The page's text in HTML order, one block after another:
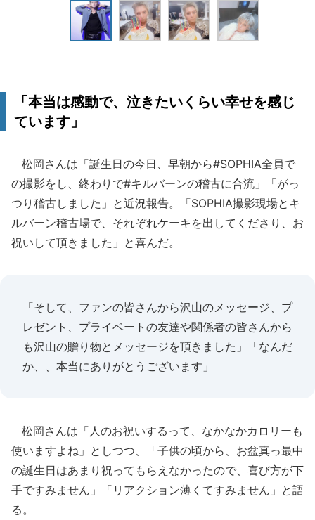
「本当は感動で、泣きたいくらい幸せを感じ
ています」
松岡さんは「誕生日の今日、早朝から#SOPHIA全員で
の撮影をし、終わりで#キルバーンの稽古に合流」「がっ
つり稽古しました」と近況報告。「SOPHIA撮影現場とキ
ルバーン稽古場で、それぞれケーキを出してくださり、お
祝いして頂きました」と喜んだ。
「そして、ファンの皆さんから沢山のメッセージ、プ
レゼント、プライベートの友達や関係者の皆さんから
も沢山の贈り物とメッセージを頂きました」「なんだ
か、、本当にありがとうございます」
松岡さんは「人のお祝いするって、なかなかカロリーも
使いますよね」としつつ、「子供の頃から、お盆真っ最中
の誕生日はあまり祝ってもらえなかったので、喜び方が下
手ですみません」「リアクション薄くてすみません」と語
る。